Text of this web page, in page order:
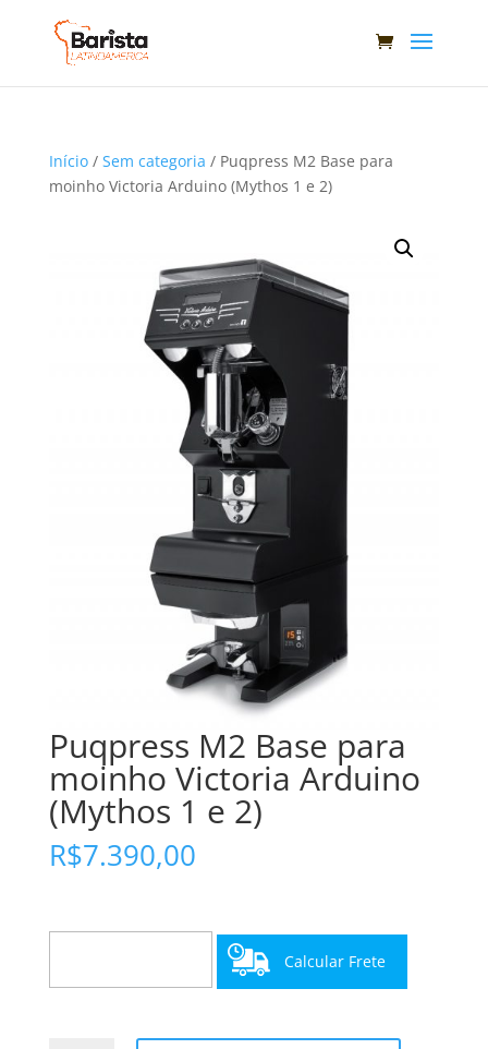
Início/ Sem categoria / Puqpress M2 Base para
moinho Victoria Arduino (Mythos 1 e 2)
Puqpress M2 Base para
moinho Victoria Arduino
(Mythos 1 e 2)
R$7.390,00
Calcular Frete